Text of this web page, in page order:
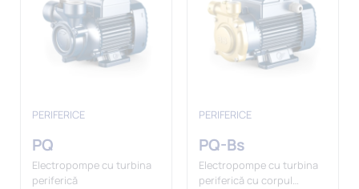
PERIFERICE
PQ
Electropompe cu turbina
periferică
PERIFERICE
PQ-Bs
Electropompe cu turbina
periferică cu corpul